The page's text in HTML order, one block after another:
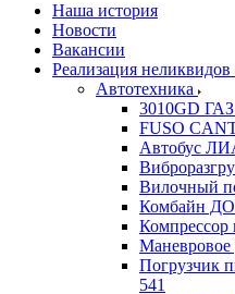
Наша история
Новости
Вакансии
Реализация неликвидов
Автотехника
3010GD
FUSO
Автобус
Вилочный
Комбайн
Маневровое
Погрузчик
541